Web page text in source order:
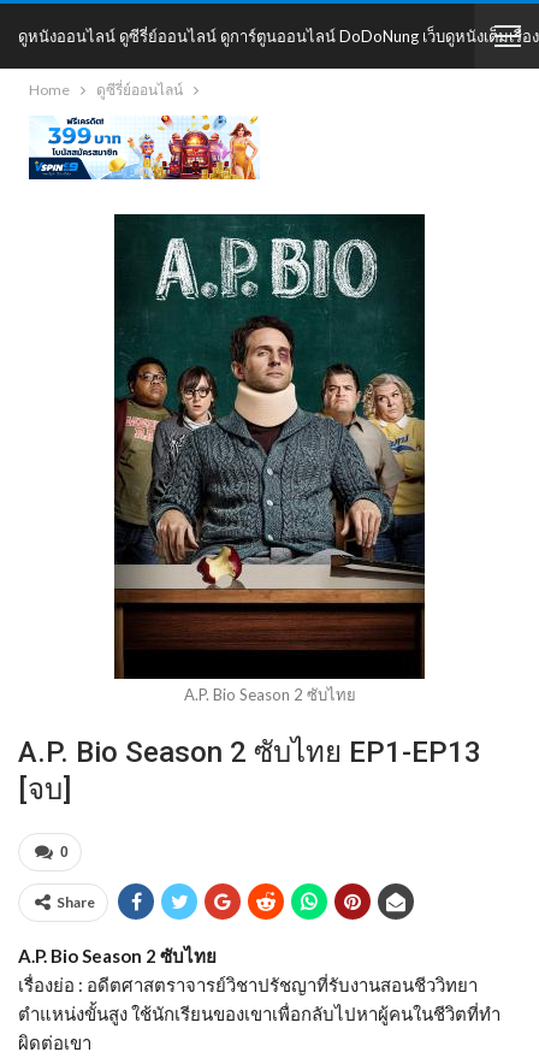
ดูหนังออนไลน์ ดูซีรี่ย์ออนไลน์ ดูการ์ตูนออนไลน์ DoDoNung เว็บดูหนังเต็มเรื่อง
DoDoNung
Home ดูซีรี่ย์ออนไลน์
A.P. Bio Season 2 ซับไทย
A.P. Bio Season 2 ซับไทย EP1-EP13
[จบ]
0
Share
A.P. Bio Season 2 ซับไทย
เรื่องย่อ : อดีตศาสตราจารย์วิชาปรัชญาที่รับงานสอนชีววิทยา
ตำแหน่งขั้นสูง ใช้นักเรียนของเขาเพื่อกลับไปหาผู้คนในชีวิตที่ทำ
ผิดต่อเขา